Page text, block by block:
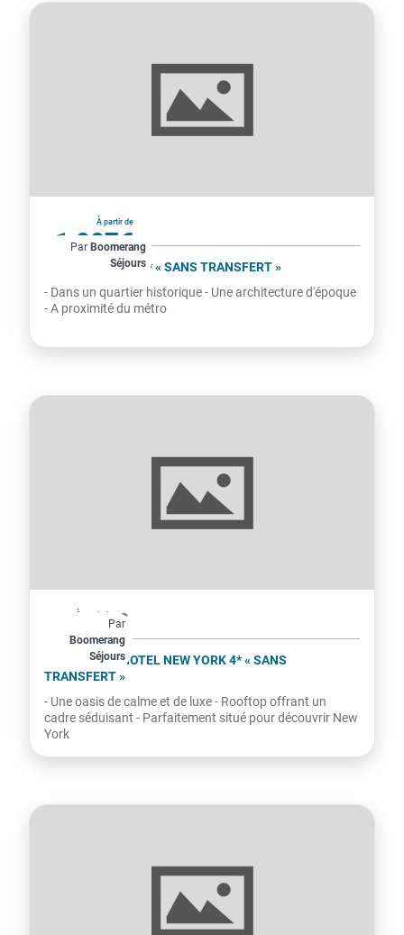
À partir de
1 007€
par personne
Par Boomerang
Séjours
États-Unis
THE FREDERICK 4* « SANS TRANSFERT »
- Dans un quartier historique - Une architecture d'époque
- A proximité du métro
À partir de
988€
par personne
Par
Boomerang
Séjours
États-Unis
SANCTUARY HOTEL NEW YORK 4* « SANS
TRANSFERT »
- Une oasis de calme et de luxe - Rooftop offrant un
cadre séduisant - Parfaitement situé pour découvrir New
York